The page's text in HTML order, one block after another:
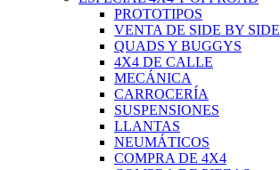
PROTOTIPOS
VENTA DE SIDE BY SIDE
QUADS Y BUGGYS
4X4 DE CALLE
MECÁNICA
CARROCERÍA
SUSPENSIONES
LLANTAS
NEUMÁTICOS
COMPRA DE 4X4